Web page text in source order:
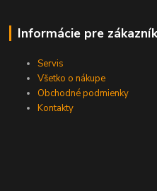
Informácie pre
Servis
Všetko o nákupe
Obchodné podmienky
Kontakty